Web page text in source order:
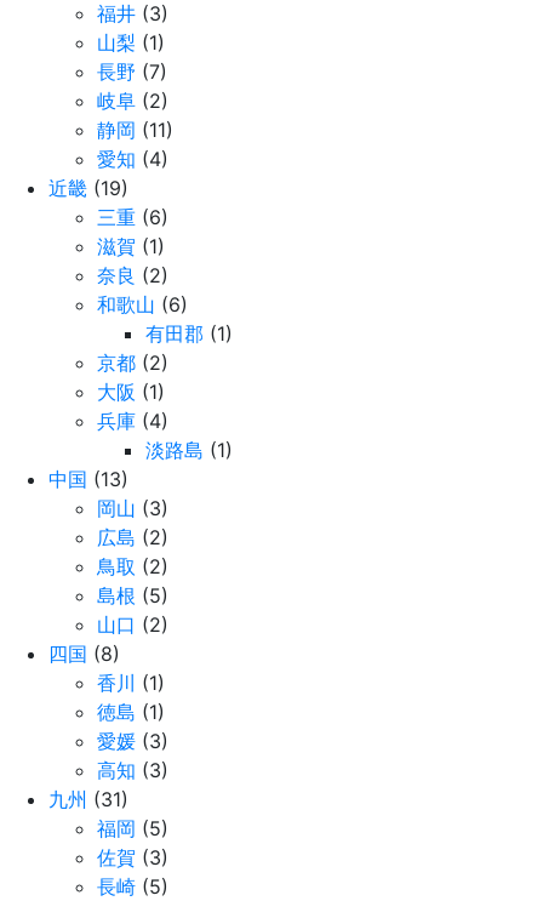
福井 (3)
山梨 (1)
長野 (7)
岐阜 (2)
静岡 (11)
愛知 (4)
近畿 (19)
三重 (6)
滋賀 (1)
奈良 (2)
和歌山 (6)
有田郡 (1)
京都 (2)
大阪 (1)
兵庫 (4)
淡路島 (1)
中国 (13)
岡山 (3)
広島 (2)
鳥取 (2)
島根 (5)
山口 (2)
四国 (8)
香川 (1)
徳島 (1)
愛媛 (3)
高知 (3)
九州 (31)
福岡 (5)
佐賀 (3)
長崎 (5)